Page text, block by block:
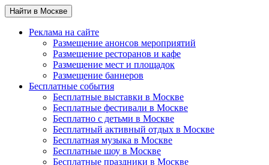
Найти в Москве
Реклама на сайте
Размещение анонсов мероприятий
Размещение ресторанов и кафе
Размещение мест и площадок
Размещение баннеров
Бесплатные события
Бесплатные выставки в Москве
Бесплатные фестивали в Москве
Бесплатно с детьми в Москве
Бесплатный активный отдых в Москве
Бесплатная музыка в Москве
Бесплатные шоу в Москве
Бесплатные праздники в Москве